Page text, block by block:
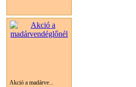
Akció a madárve...